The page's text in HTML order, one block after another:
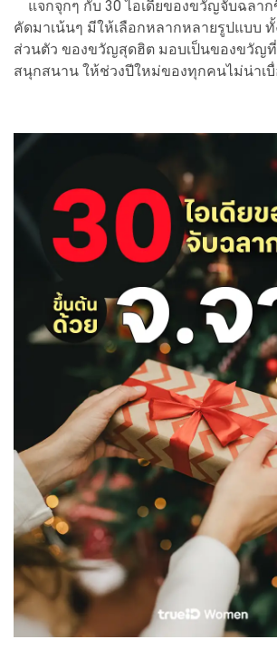
แจกจุกๆ กับ 30 ไอเดียของขวัญจับฉลา
คัดมาเน้นๆ มีให้เลือกหลากหลายรูปแบบ
ส่วนตัว ของขวัญสุดฮิต มอบเป็นของขวัญที่
สนุกสนาน ให้ช่วงปีใหม่ของทุกคนไม่น่าเ